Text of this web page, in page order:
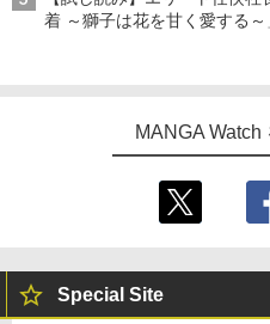
着 ～獅子は花を甘く愛する
MANGA Watch
Special Site